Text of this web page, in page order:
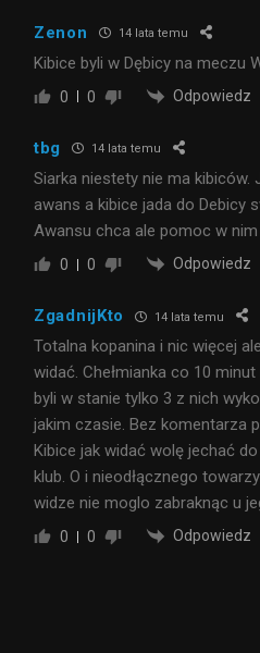
Zenon 14 lata temu
Kibice byli w Dębicy na meczu
0 0 Odpowiedz
tbg 14 lata temu
Siarka niestety nie ma kibiców.
awans a kibice jada do Debicy
Awansu chca ale pomoc w
0 0 Odpowiedz
ZgadnijKto 14 lata temu
Totalna kopanina i nic więcej
widać. Chełmianka co 10
byli w stanie tylko 3 z nich
jakim czasie. Bez komentarza
Kibice jak widać wolę jechać
klub. O i nieodłącznego
widze nie moglo zabraknąc u
0 0 Odpowiedz